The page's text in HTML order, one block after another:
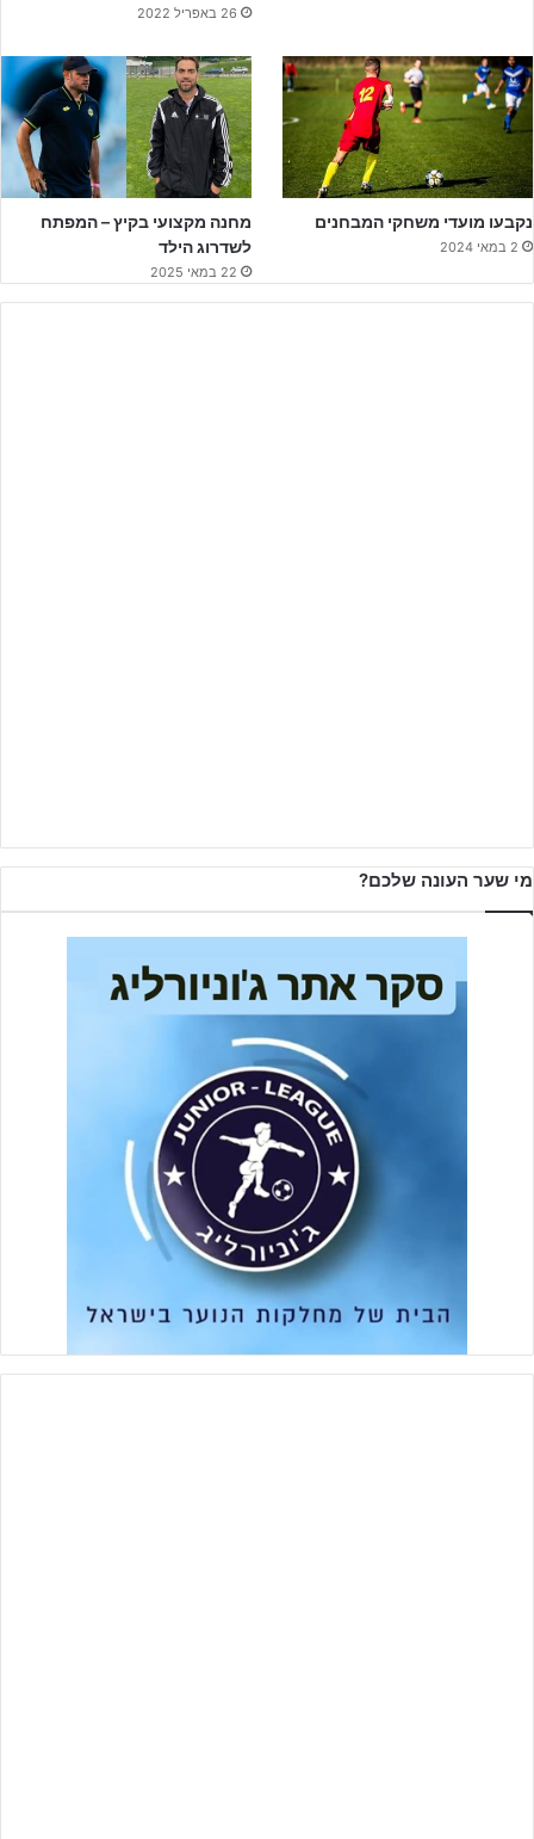
26 באפריל 2022
נקבעו מועדי משחקי המבחנים
2 במאי 2024
מחנה מקצועי בקיץ – המפתח
לשדרוג הילד
22 במאי 2025
מי שער העונה שלכם?